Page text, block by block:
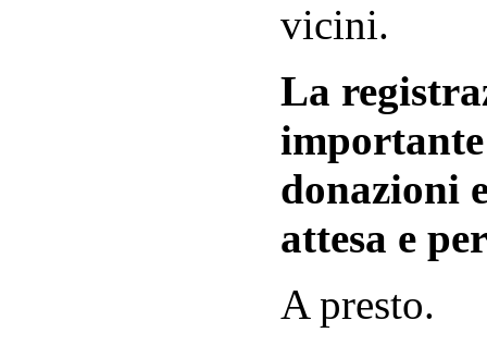
vicini.
La
donazioni
attesa e
A presto.